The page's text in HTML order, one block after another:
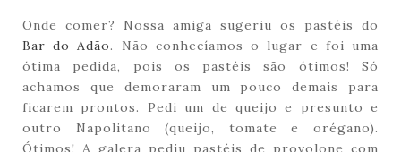
Onde comer? Nossa amiga sugeriu os pastéis do
Bar do Adão. Não conhecíamos o lugar e foi uma
ótima pedida, pois os pastéis são ótimos! Só
achamos que demoraram um pouco demais para
ficarem prontos. Pedi um de queijo e presunto e
outro Napolitano (queijo, tomate e orégano).
Ótimos! A galera pediu pastéis de provolone com